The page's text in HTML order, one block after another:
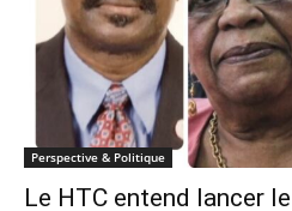
Perspective & Politique
Le HTC entend lancer